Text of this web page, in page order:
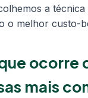
a
o melhor custo-
ocorre
mais